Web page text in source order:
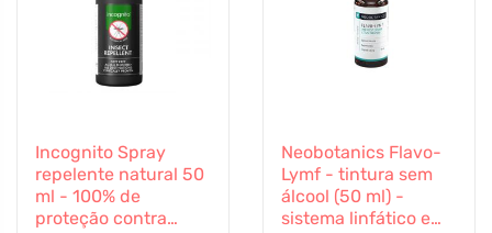
Incognito Spray
repelente natural 50
ml - 100% de
proteção contra
Neobotanics Flavo-
Lymf - tintura sem
álcool (50 ml) -
sistema linfático e